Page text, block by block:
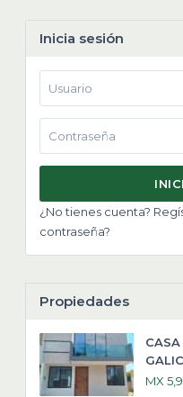
Inicia sesión
¿No tienes cuenta?
contraseña?
Propiedades
CASA
MX